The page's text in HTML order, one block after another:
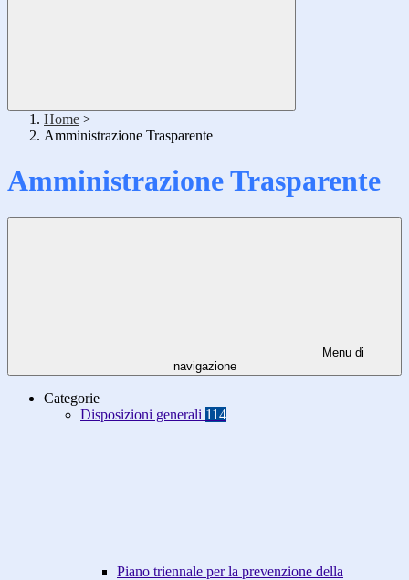
Home >
Amministrazione Trasparente
Amministrazione Trasparente
Menu di
navigazione
Categorie
Disposizioni generali 114
Piano triennale per la prevenzione della